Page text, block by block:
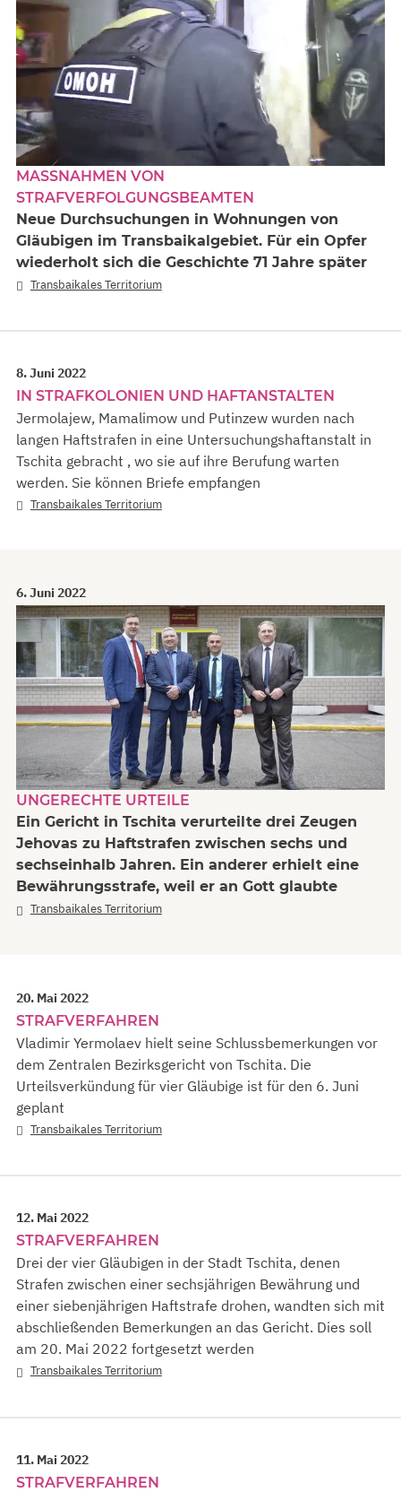
MASSNAHMEN VON S
TRAFVERFOLGUNGSBEAMTEN
Neue Durchsuchungen in Wohnungen von
Gläubigen im Transbaikalgebiet. Für ein Opfer
wiederholt sich die Geschichte 71 Jahre später
Transbaikales Territorium
8. Juni 2022
IN STRAFKOLONIEN UND HAFTANSTALTEN
Jermolajew, Mamalimow und Putinzew wurden nach
langen Haftstrafen in eine Untersuchungshaftanstalt in
Tschita gebracht , wo sie auf ihre Berufung warten
werden. Sie können Briefe empfangen
Transbaikales Territorium
6. Juni 2022
UNGERECHTE URTEILE
Ein Gericht in Tschita verurteilte drei Zeugen
Jehovas zu Haftstrafen zwischen sechs und
sechseinhalb Jahren. Ein anderer erhielt eine
Bewährungsstrafe, weil er an Gott glaubte
Transbaikales Territorium
20. Mai 2022
STRAFVERFAHREN
Vladimir Yermolaev hielt seine Schlussbemerkungen vor
dem Zentralen Bezirksgericht von Tschita. Die
Urteilsverkündung für vier Gläubige ist für den 6. Juni
geplant
Transbaikales Territorium
12. Mai 2022
STRAFVERFAHREN
Drei der vier Gläubigen in der Stadt Tschita, denen
Strafen zwischen einer sechsjährigen Bewährung und
einer siebenjährigen Haftstrafe drohen, wandten sich mit
abschließenden Bemerkungen an das Gericht. Dies soll
am 20. Mai 2022 fortgesetzt werden
Transbaikales Territorium
11. Mai 2022
STRAFVERFAHREN